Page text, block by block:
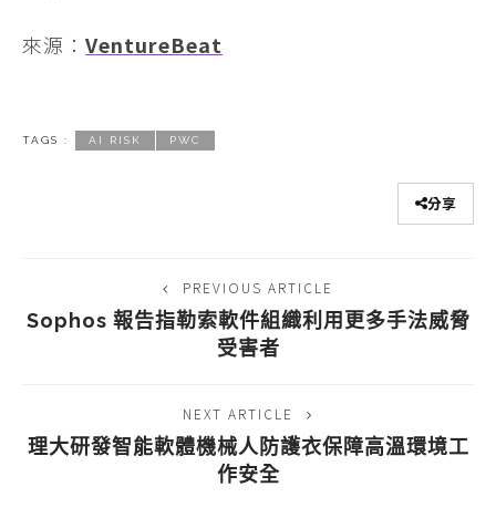
來源： VentureBeat
TAGS : AI RISK PWC
分享
PREVIOUS ARTICLE
Sophos 報告指勒索軟件組織利用更多手法威脅
受害者
NEXT ARTICLE
理大研發智能軟體機械人防護衣保障高溫環境工
作安全